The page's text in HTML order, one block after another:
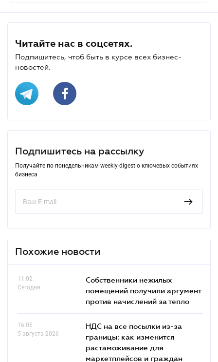
Читайте нас в соцсетях.
Подпишитесь, чтоб быть в курсе всех бизнес-
новостей.
Подпишитесь на рассылку
Получайте по понедельникам weekly-digest о ключевых событиях
бизнеса
Похожие новости
11.02
Сегодня
Собственники нежилых
помещений получили аргумент
против начислений за тепло
16.05
5 августа 2026
НДС на все посылки из-за
границы: как изменится
растаможивание для
маркетплейсов и граждан